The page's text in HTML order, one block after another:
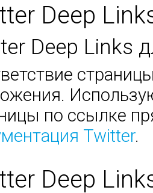
Deep
Deep Links
по ссылке
Twitter.
Deep